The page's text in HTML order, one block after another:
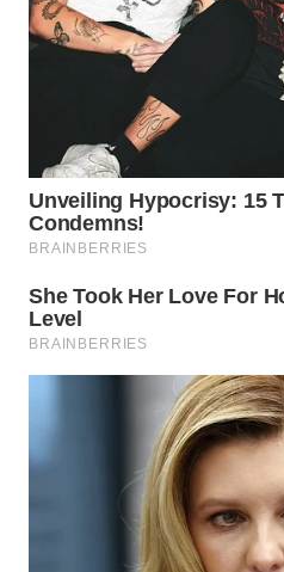
LABUANBAJO
Wahana
Media
Group
WAHANA
NEWS
WAHANA
TANI
ADVOKAT
WAHANA
INFRASTRUKTUR